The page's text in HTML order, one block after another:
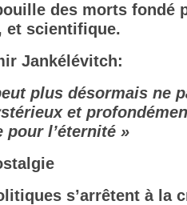
des morts fondé
et scientifique.
Jankélévitch:
plus désormais ne
et
pour l’éternité »
s’arrêtent à la